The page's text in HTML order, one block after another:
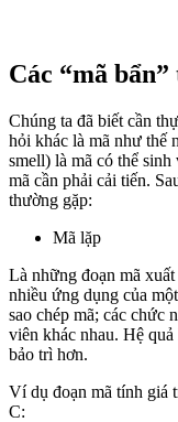
Các “mã
Chúng ta đã biết cần
hỏi khác là mã như thế
smell) là mã có thể sinh
mã cần phải cải tiến.
thường gặp:
Mã lặp
Là những đoạn mã
nhiều ứng dụng của
sao chép mã; các chức
viên khác nhau. Hệ
bảo trì hơn.
Ví dụ đoạn mã tính giá
C: